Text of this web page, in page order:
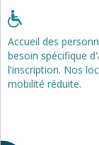
Accueil des
besoin spécifique
l'inscription. Nos
mobilité réduite.